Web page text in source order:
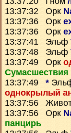
13:37:32 Орк
13:37:36 Орк
13:37:36 Орк
13:37:41 Эльф
13:37:48 Эльф
13:37:49 Орк
Сумаcшествия
13:37:49 *
однокрылый
13:37:56
13:37:56 Орк
панцирь